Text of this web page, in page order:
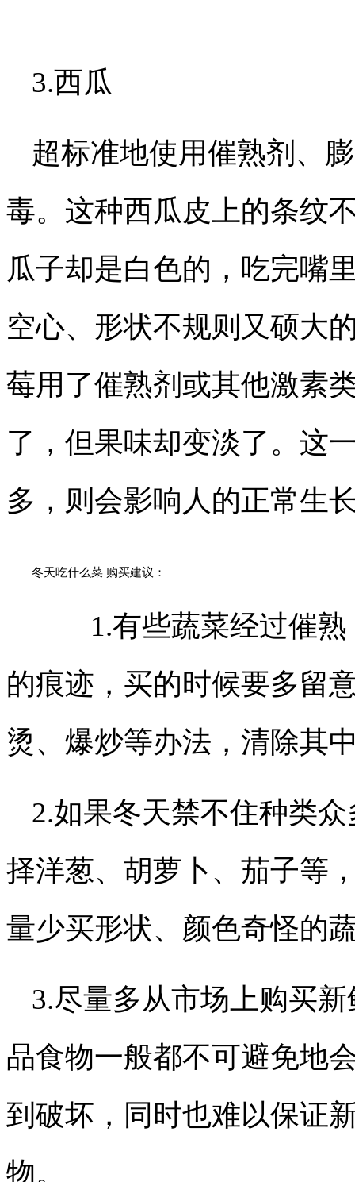
3.西瓜
超标准地使用催熟剂、
毒。这种西瓜皮上的条纹
瓜子却是白色的，吃完嘴
空心、形状不规则又硕大
莓用了催熟剂或其他激素
了，但果味却变淡了。这
多，则会影响人的正常生
冬天吃什么菜 购买建议：
1.有些蔬菜经过催熟
的痕迹，买的时候要多留
烫、爆炒等办法，清除其
2.如果冬天禁不住种类
择洋葱、胡萝卜、茄子等
量少买形状、颜色奇怪的
3.尽量多从市场上购买
品食物一般都不可避免地
到破坏，同时也难以保证
物。